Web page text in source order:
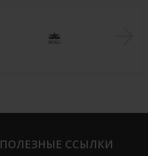
ПОЛЕЗНЫЕ ССЫЛКИ